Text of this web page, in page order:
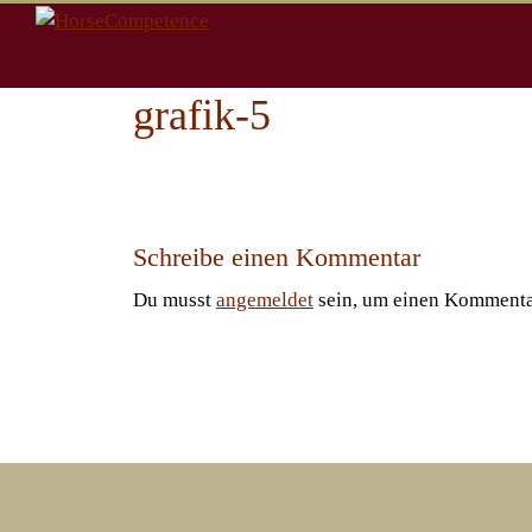
Zum
grafik-5
Schreibe einen Kommentar
Du musst angemeldet sein, um einen